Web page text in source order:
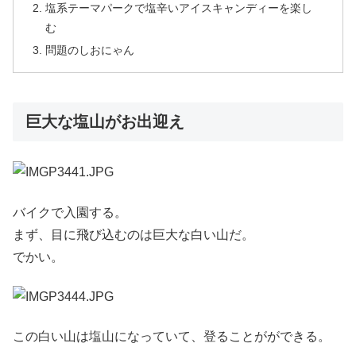
塩系テーマパークで塩辛いアイスキャンディーを楽し
む
問題のしおにゃん
巨大な塩山がお出迎え
バイクで入園する。
まず、目に飛び込むのは巨大な白い山だ。
でかい。
この白い山は塩山になっていて、登ることがができる。